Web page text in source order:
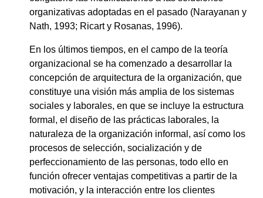
organizativas adoptadas en el pasado (Narayanan y
Nath, 1993; Ricart y Rosanas, 1996).
En los últimos tiempos, en el campo de la teoría
organizacional se ha comenzado a desarrollar la
concepción de arquitectura de la organización, que
constituye una visión más amplia de los sistemas
sociales y laborales, en que se incluye la estructura
formal, el diseño de las prácticas laborales, la
naturaleza de la organización informal, así como los
procesos de selección, socialización y de
perfeccionamiento de las personas, todo ello en
función ofrecer ventajas competitivas a partir de la
motivación, y la interacción entre los clientes